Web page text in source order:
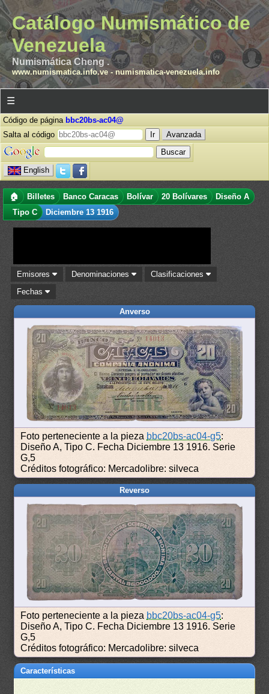
Catálogo Numismático de
Venezuela
Numismática Cheng .
www.numismatica.info.ve- numismatica-venezuela.info
☰
Código de página bbc20bs-ac04@
Salta al código
Avanzada
English
🏠 Billetes Banco Caracas Bolívar 20 Bolívares
Diseño A
Tipo C
Diciembre 13 1916
Emisores Denominaciones
Clasificaciones
Fechas
Anverso
Foto perteneciente a la pieza bbc20bs-ac04-g5:
Diseño A, Tipo C. Fecha Diciembre 13 1916. Serie
G,5
Créditos fotográfico: Mercadolibre: silveca
Reverso
Foto perteneciente a la pieza bbc20bs-ac04-g5:
Diseño A, Tipo C. Fecha Diciembre 13 1916. Serie
G,5
Créditos fotográfico: Mercadolibre: silveca
Características